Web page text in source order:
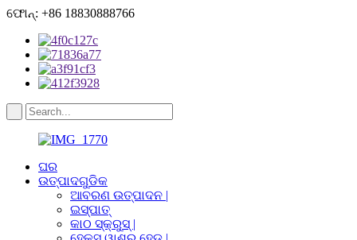
ଫୋନ୍: +86 18830888766
ଘର
ଉତ୍ପାଦଗୁଡିକ
ଆବରଣ ଉତ୍ପାଦନ |
ଇସ୍ପାତ୍
କାଠ ସ୍କ୍ରୁସ୍ |